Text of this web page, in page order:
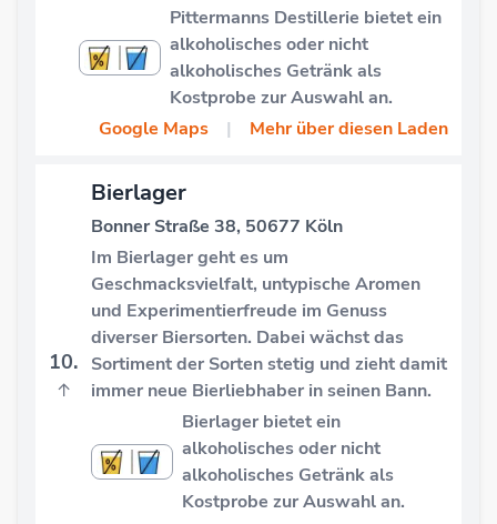
Pittermanns Destillerie bietet ein
alkoholisches oder nicht
alkoholisches Getränk als
Kostprobe zur Auswahl an.
Google Maps
| Mehr über diesen Laden
10.
↑
Bierlager
Bonner Straße 38, 50677 Köln
Im Bierlager geht es um
Geschmacksvielfalt, untypische Aromen
und Experimentierfreude im Genuss
diverser Biersorten. Dabei wächst das
Sortiment der Sorten stetig und zieht damit
immer neue Bierliebhaber in seinen Bann.
Bierlager bietet ein
alkoholisches oder nicht
alkoholisches Getränk als
Kostprobe zur Auswahl an.